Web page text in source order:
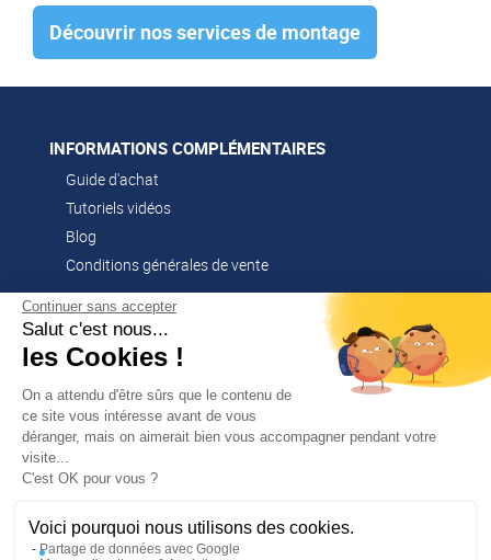
Continuer sans accepter
Salut c'est nous...
les Cookies !
On a attendu d'être sûrs que le contenu de
ce site vous intéresse avant de vous
déranger, mais on aimerait bien vous accompagner pendant votre
visite...
C'est OK pour vous ?
Voici pourquoi nous utilisons des cookies.
Partage de données avec Google
Découvrir nos services de montage
INFORMATIONS COMPLÉMENTAIRES
Guide d'achat
Tutoriels vidéos
Blog
Conditions générales de vente
CONTACT
02 51 52 26 57
contacts@franssen-loisirs.fr
NOS MARQUES PARTENAIRES
Altago
PROFITEZ DE -5 %
vous abonnant à notre newsletter !